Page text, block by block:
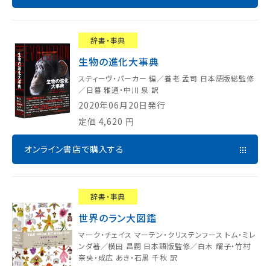
辞書・事典
生物の進化大事典
スティーヴ・パーカー 編／養老 孟司 日本語版総監修
／日暮 雅通・中川 泉 訳
2020年06月20日発行
定価 4,620 円
オンライン書店で購入する
辞書・事典
世界のラン大図鑑
マーク・チェイス マーテン・クリステンフース トム・ミレ
ンダ著／横田 昌嗣 日本語版監修／白木 耀子・竹村
奈央・成広 あき・石黒 千秋 訳